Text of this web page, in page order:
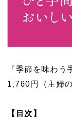
『季節を味わう
1,760円（主婦の
【目次】